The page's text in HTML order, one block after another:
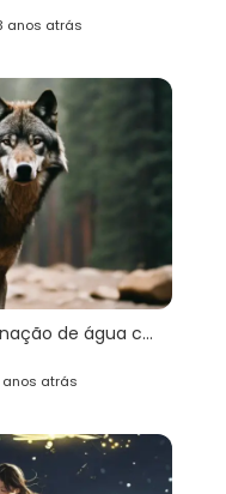
anos atrás
A poderosa combinação de água com limão e maçã como café da manhã: Benefícios para sua saúde e quali
anos atrás